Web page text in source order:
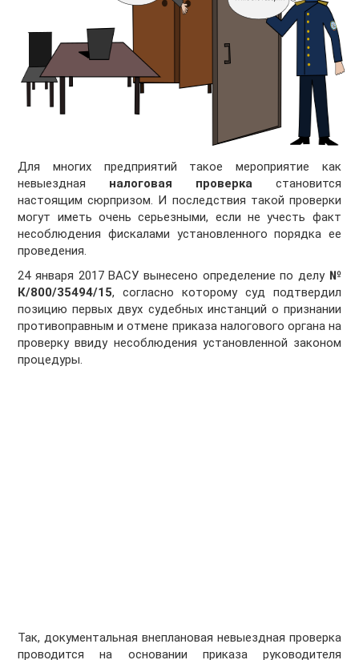
Для многих предприятий такое мероприятие как
невыездная налоговая проверкастановится
настоящим сюрпризом. И последствия такой проверки
могут иметь очень серьезными, если не учесть факт
несоблюдения фискалами установленного порядка ее
проведения.
24 января 2017 ВАСУ вынесено определение по делу №
К/800/35494/15, согласно которому суд подтвердил
позицию первых двух судебных инстанций о признании
противоправным и отмене приказа налогового органа на
проверку ввиду несоблюдения установленной законом
процедуры.
Так, документальная внеплановая невыездная проверка
проводится на основании приказа руководителя